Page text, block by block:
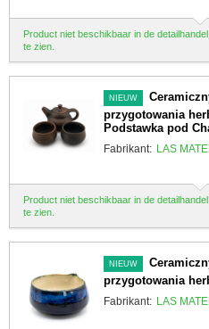
Product niet beschikbaar in de
te zien.
NIEUW
przygotowania
Podstawka pod
Fabrikant: LAS
Product niet beschikbaar in de
te zien.
NIEUW
przygotowania
Fabrikant: LAS